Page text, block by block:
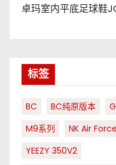
卓玛室内平底足球鞋
标签
BC BC纯原版本
M9系列
NK Air
YEEZY 350V2